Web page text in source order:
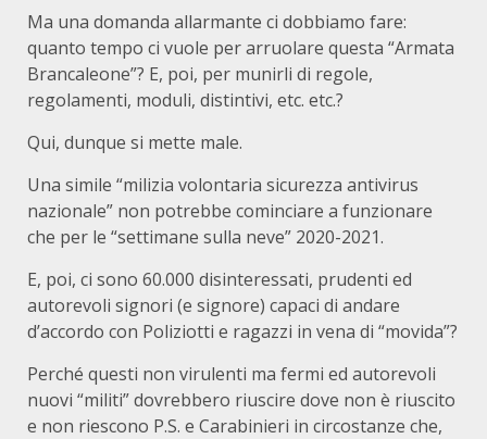
Ma una domanda allarmante ci dobbiamo fare:
quanto tempo ci vuole per arruolare questa “Armata
Brancaleone”? E, poi, per munirli di regole,
regolamenti, moduli, distintivi, etc. etc.?
Qui, dunque si mette male.
Una simile “milizia volontaria sicurezza antivirus
nazionale” non potrebbe cominciare a funzionare
che per le “settimane sulla neve” 2020-2021.
E, poi, ci sono 60.000 disinteressati, prudenti ed
autorevoli signori (e signore) capaci di andare
d’accordo con Poliziotti e ragazzi in vena di “movida”?
Perché questi non virulenti ma fermi ed autorevoli
nuovi “militi” dovrebbero riuscire dove non è riuscito
e non riescono P.S. e Carabinieri in circostanze che,